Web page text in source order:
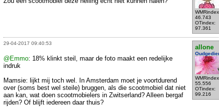
46.743
OTindex:
97.361
29-04-2017 09:40:53
allone
55.556
OTindex:
99.216
@Emmo: 18% klinkt steil, maar de foto maakt een redelijke
indruk
Mamsie: lijkt mij toch wel. In Amsterdam moet je voortdurend
over (soms best wel steile) bruggen, als die scootmobiel dat niet
aan kan, wat doen scootmobielers in Zwitserland? Alleen bergaf
rijden? Of blijft iedereen daar thuis?